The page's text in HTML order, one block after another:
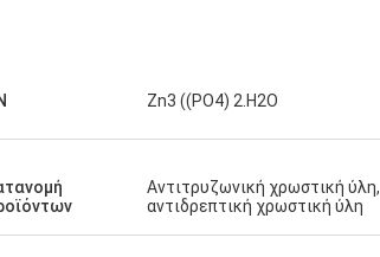
Zn3 ((PO4) 2.H2O
Αντιτρυζωνική χρωστική ύλη,
αντιδρεπτική χρωστική ύλη